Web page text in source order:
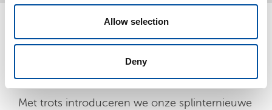
Allow selection
Deny
Een futuristische aanwinst in onze
metaalwerkplaats!
Met trots introduceren we onze splinternieuwe